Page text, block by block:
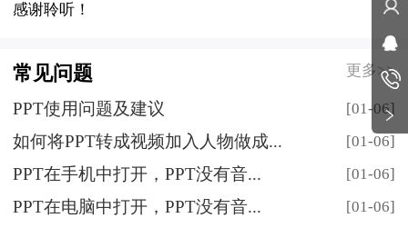
感谢聆听！
常见问题 更多>>
[01-06]
PPT使用问题及建议
[01-06]
如何将PPT转成视频加入人物做成...
[01-06]
PPT在手机中打开，PPT没有音...
[01-06]
PPT在电脑中打开，PPT没有音...